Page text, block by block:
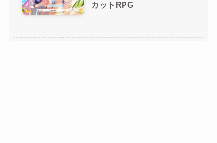
カットRPG